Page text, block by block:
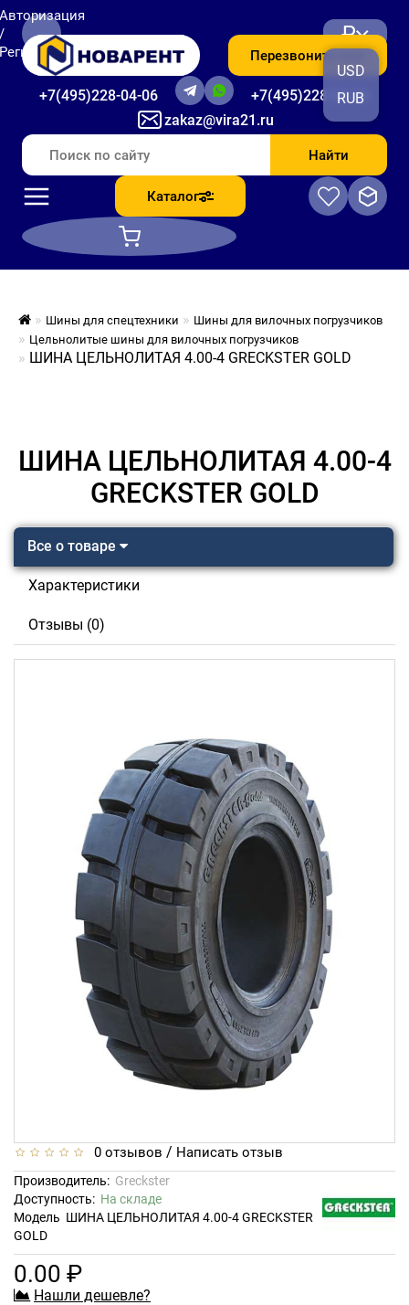
zakaz@vira21.ru
+7(495)228-04-06 +7(495)228-06-56
Перезвоните мне
₽
USD
RUB
Найти
Каталог
Шины для спецтехники
Шины для вилочных погрузчиков
Цельнолитые шины для вилочных погрузчиков
ШИНА ЦЕЛЬНОЛИТАЯ 4.00-4 GRECKSTER GOLD
ШИНА ЦЕЛЬНОЛИТАЯ 4.00-4
GRECKSTER GOLD
Все о товаре
Характеристики
Отзывы (0)
0 отзывов / Написать отзыв
Производитель: Greckster
Доступность: На складе
Модель ШИНА ЦЕЛЬНОЛИТАЯ 4.00-4 GRECKSTER
GOLD
0.00 ₽
Нашли дешевле?